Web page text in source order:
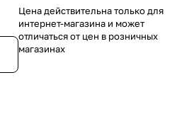
Цена действительна только для
интернет-магазина и может
отличаться от цен в розничных
магазинах